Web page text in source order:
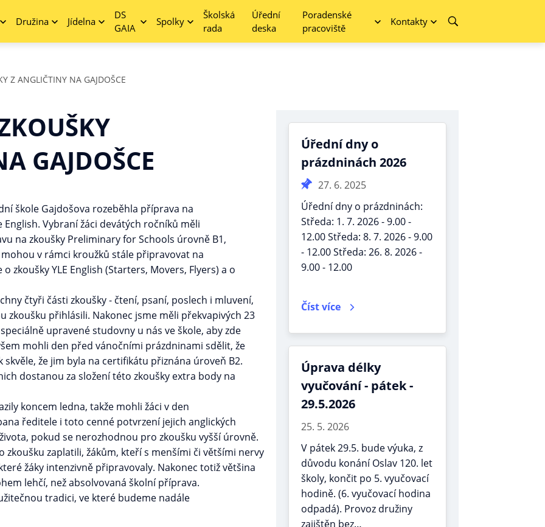
Družina Jídelna
DS
GAIA
Spolky
Školská
rada
Úřední
deska
Poradenské
pracoviště
Kontakty
Z ANGLIČTINY NA GAJDOŠCE
GAJDOŠCE
škole Gajdošova rozeběhla příprava na
Vybraní žáci devátých ročníků měli
na zkoušky Preliminary for Schools úrovně B1,
v rámci kroužků stále připravovat na
zkoušky YLE English (Starters, Movers, Flyers) a o
čtyři části zkoušky - čtení, psaní, poslech i mluvení,
zkoušku přihlásili. Nakonec jsme měli překvapivých 23
upravené studovny u nás ve škole, aby zde
mohli den před vánočními prázdninami sdělit, že
že jim byla na certifikátu přiznána úroveň B2.
dostanou za složení této zkoušky extra body na
koncem ledna, takže mohli žáci v den
ředitele i toto cenné potvrzení jejich anglických
pokud se nerozhodnou pro zkoušku vyšší úrovně.
zaplatili, žákům, kteří s menšími či většími nervy
žáky intenzivně připravovaly. Nakonec totiž většina
lehčí, než absolvovaná školní příprava.
tradici, ve které budeme nadále
Úřední dny o
prázdninách 2026
27. 6. 2025
Úřední dny o prázdninách:
Středa: 1. 7. 2026 - 9.00 -
12.00 Středa: 8. 7. 2026 - 9.00
- 12.00 Středa: 26. 8. 2026 -
9.00 - 12.00
Číst více
Úprava délky
vyučování - pátek -
29.5.2026
25. 5. 2026
V pátek 29.5. bude výuka, z
důvodu konání Oslav 120. let
školy, končit po 5. vyučovací
hodině. (6. vyučovací hodina
odpadá). Provoz družiny
zajištěn bez…